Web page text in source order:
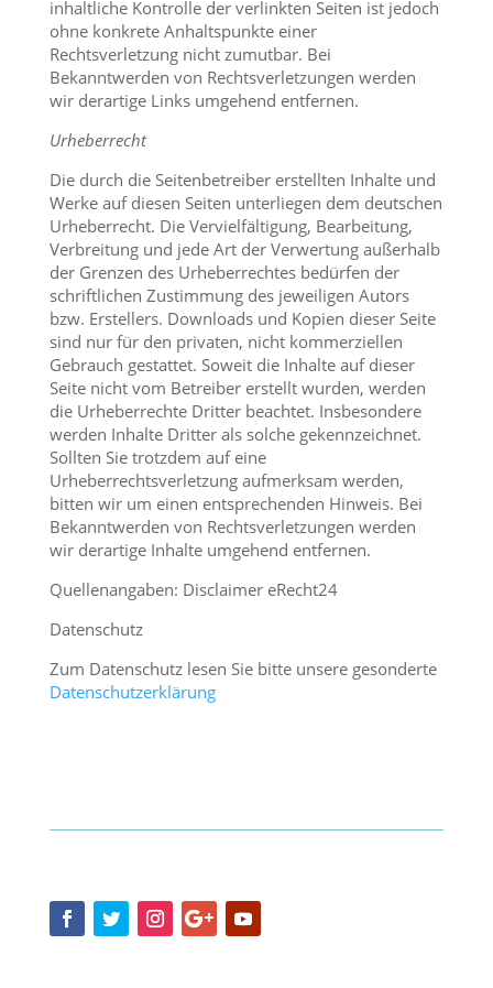
inhaltliche Kontrolle der verlinkten Seiten ist jedoch
ohne konkrete Anhaltspunkte einer
Rechtsverletzung nicht zumutbar. Bei
Bekanntwerden von Rechtsverletzungen werden
wir derartige Links umgehend entfernen.
Urheberrecht
Die durch die Seitenbetreiber erstellten Inhalte und
Werke auf diesen Seiten unterliegen dem deutschen
Urheberrecht. Die Vervielfältigung, Bearbeitung,
Verbreitung und jede Art der Verwertung außerhalb
der Grenzen des Urheberrechtes bedürfen der
schriftlichen Zustimmung des jeweiligen Autors
bzw. Erstellers. Downloads und Kopien dieser Seite
sind nur für den privaten, nicht kommerziellen
Gebrauch gestattet. Soweit die Inhalte auf dieser
Seite nicht vom Betreiber erstellt wurden, werden
die Urheberrechte Dritter beachtet. Insbesondere
werden Inhalte Dritter als solche gekennzeichnet.
Sollten Sie trotzdem auf eine
Urheberrechtsverletzung aufmerksam werden,
bitten wir um einen entsprechenden Hinweis. Bei
Bekanntwerden von Rechtsverletzungen werden
wir derartige Inhalte umgehend entfernen.
Quellenangaben: Disclaimer eRecht24
Datenschutz
Zum Datenschutz lesen Sie bitte unsere gesonderte
Datenschutzerklärung